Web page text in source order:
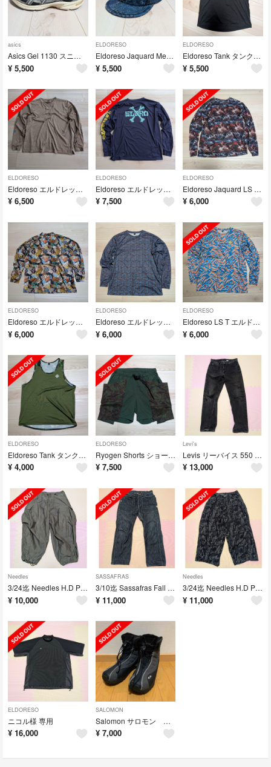
asics
Asics Gel 1130 スニーカー Sneaker アシックス
¥ 5,500
ELDORESO
Eldoreso Jaquard Mesh Cap エルドレッソ キャップ 帽子
¥ 5,500
ELDORESO
Eldoreso Tank タンクトップ ランニング トレーニング ノースリーブ
¥ 5,500
ELDORESO
Eldoreso エルドレッソ LS T ランニング Running
¥ 6,500
ELDORESO
Eldoreso エルドレッソ LS T ランニング Running
¥ 7,500
ELDORESO
Eldoreso Jaquard LS T エルドレッソ ランニング
¥ 6,000
ELDORESO
Eldoreso エルドレッソMock T トレーニング ランニング
¥ 6,000
ELDORESO
Eldoreso エルドレッソ T Shirt ランニング トレーニング
¥ 6,000
ELDORESO
Eldoreso LS T エルドレッソ ランニング トレーニング
¥ 6,000
ELDORESO
Eldoreso Tank タンクトップ ランニング トレーニング ノースリーブ
¥ 4,000
ELDORESO
Ryogen Shorts ショーツ リョーゲン ランニング トレーニング
¥ 7,500
Levi's
Levis リーバイス 550 90s Denim デニム
¥ 13,000
Needles
3/24迄 Needles H.D Pant BDU ミリタリー
¥ 10,000
SASSAFRAS
3/10迄 Sassafras Fall Leaf デニム ササフラス
¥ 11,000
Needles
3/24迄 Needles H.D Pant ペインター デニム 柄 JQ
¥ 11,000
ELDORESO
ニコル様 専用
¥ 16,000
SALOMON
Salomon サロモン スノーボード ブーツ スノボ GTX ゴアテックス
¥ 7,000